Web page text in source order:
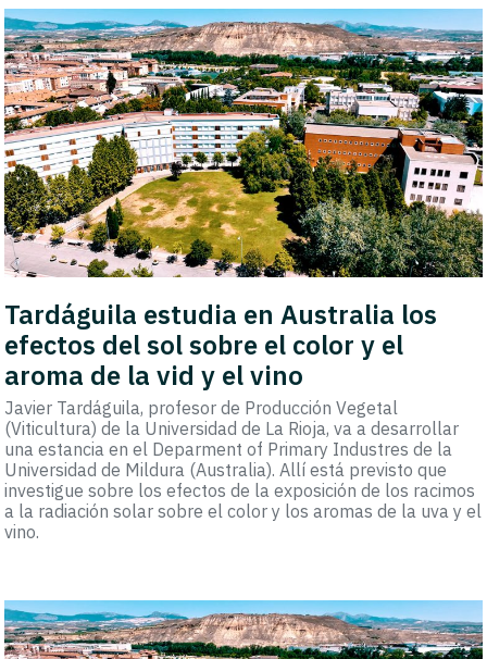
Tardáguila estudia en Australia los
efectos del sol sobre el color y el
aroma de la vid y el vino
Javier Tardáguila, profesor de Producción Vegetal
(Viticultura) de la Universidad de La Rioja, va a desarrollar
una estancia en el Deparment of Primary Industres de la
Universidad de Mildura (Australia). Allí está previsto que
investigue sobre los efectos de la exposición de los racimos
a la radiación solar sobre el color y los aromas de la uva y el
vino.